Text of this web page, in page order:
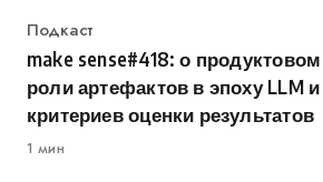
Категория
Подкаст
make sense#418: о
роли артефактов в эпоху LLM
критериев оценки результатов
1 мин